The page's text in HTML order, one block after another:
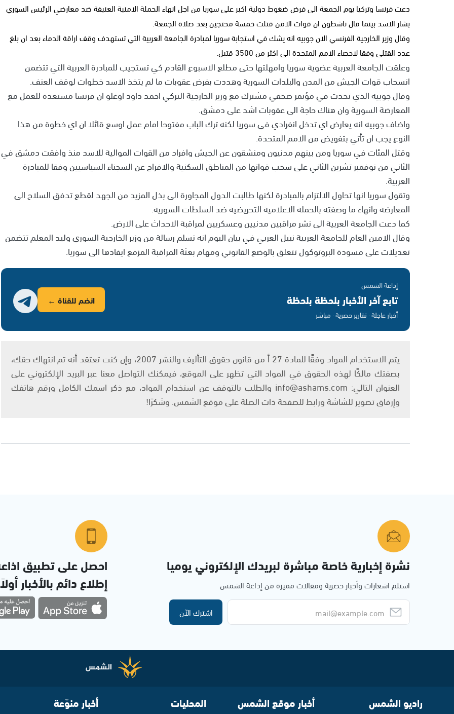
دعت فرنسا وتركيا يوم الجمعة الى فرض ضغوط دولية اكبر على سوريا من اجل انهاء الحملة الامنية العنيفة ضد معارضي الرئيس السوري
بشار الاسد بينما قال ناشطون ان قوات الامن قتلت خمسة محتجين بعد صلاة الجمعة.
وقال وزير الخارجية الفرنسي الان جوبيه انه يشك في استجابة سوريا لمبادرة الجامعة العربية التي تستهدف وقف اراقة الدماء بعد ان بلغ
عدد القتلى وفقا لاحصاء الامم المتحدة الى اكثر من 3500 قتيل.
وعلقت الجامعة العربية عضوية سوريا وامهلتها حتى مطلع الاسبوع القادم كي تستجيب للمبادرة العربية التي تتضمن
انسحاب قوات الجيش من المدن والبلدات السورية وهددت بفرض عقوبات ما لم يتخذ الاسد خطوات لوقف العنف.
وقال جوبيه الذي تحدث في مؤتمر صحفي مشترك مع وزير الخارجية التركي احمد داود اوغلو ان فرنسا مستعدة للعمل مع
المعارضة السورية وان هناك حاجة الى عقوبات اشد على دمشق.
واضاف جوبيه انه يعارض اي تدخل انفرادي في سوريا لكنه ترك الباب مفتوحا امام عمل اوسع قائلا ان اي خطوة من هذا
النوع يجب ان تأتي بتفويض من الامم المتحدة.
وقتل المئات في سوريا ومن بينهم مدنيون ومنشقون عن الجيش وافراد من القوات الموالية للاسد منذ وافقت دمشق في
الثاني من نوفمبر تشرين الثاني على سحب قواتها من المناطق السكنية والافراج عن السجناء السياسيين وفقا للمبادرة
العربية.
وتقول سوريا انها تحاول الالتزام بالمبادرة لكنها طالبت الدول المجاورة الى بذل المزيد من الجهد لقطع تدفق السلاح الى
المعارضة وانهاء ما وصفته بالحملة الاعلامية التحريضية ضد السلطات السورية.
كما دعت الجامعة العربية الى نشر مراقبين مدنيين وعسكريين لمراقبة الاحداث على الارض.
وقال الامين العام للجامعة العربية نبيل العربي في بيان اليوم انه تسلم رسالة من وزير الخارجية السوري وليد المعلم تتضمن
تعديلات على مسودة البروتوكول تتعلق بالوضع القانوني ومهام بعثة المراقبة المزمع ايفادها الى سوريا.
إذاعة الشمس
تابع آخر الأخبار بلحظة بلحظة
أخبار عاجلة · تقارير حصرية · مباشر
انضم للقناة ←
يتم الاستخدام المواد وفقًا للمادة 27 أ من قانون حقوق التأليف والنشر 2007، وإن كنت تعتقد أنه تم انتهاك حقك،
بصفتك مالكًا لهذه الحقوق في المواد التي تظهر على الموقع، فيمكنك التواصل معنا عبر البريد الإلكتروني على
العنوان التالي: info@ashams.com والطلب بالتوقف عن استخدام المواد، مع ذكر اسمك الكامل ورقم هاتفك
وإرفاق تصوير للشاشة ورابط للصفحة ذات الصلة على موقع الشمس. وشكرًا!
نشرة إخبارية خاصة مباشرة لبريدك الإلكتروني يوميا
استلم اشعارات وأخبار حصرية ومقالات مميزة من إذاعة الشمس
اشترك الآن
احصل على تطبيق
إطلاع دائم بالأخبار
راديو الشمس أخبار موقع الشمس المحليات أخبار منوّعة